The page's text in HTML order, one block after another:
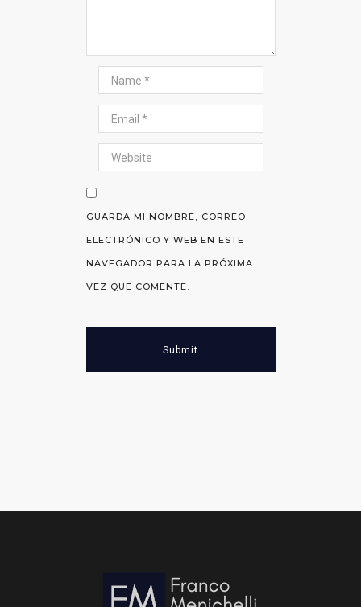
GUARDA MI NOMBRE, CORREO
ELECTRÓNICO Y WEB EN ESTE
NAVEGADOR PARA LA PRÓXIMA
VEZ QUE COMENTE.